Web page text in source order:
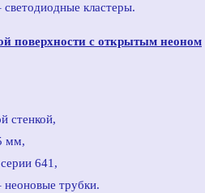
светодиодные кластеры.
поверхности с открытым неоном
стенкой,
мм,
641,
неоновые трубки.